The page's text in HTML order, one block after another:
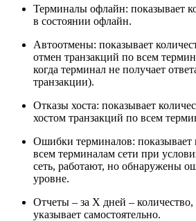
Терминалы офлайн: показывает
в состоянии офлайн.
Автоотмены: показывает
отмен транзакций по всем
когда терминал не получает
транзакции).
Отказы хоста: показывает
хостом транзакций по всем
Ошибки терминалов: показывает
всем терминалам сети при
сеть, работают, но обнаружены
уровне.
Отчеты – за X дней – количество,
указывает самостоятельно.